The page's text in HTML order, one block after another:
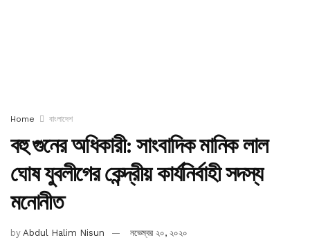
Home বাংলাদেশ
বহু গুনের অধিকারী: সাংবাদিক মানিক লাল
ঘোষ যুবলীগের কেন্দ্রীয় কার্যনির্বাহী সদস্য
মনোনীত
by Abdul Halim Nisun নভেম্বর ২০, ২০২০